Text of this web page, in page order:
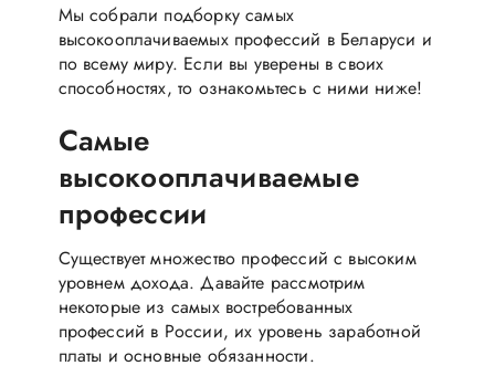
Мы собрали подборку самых
высокооплачиваемых профессий в Беларуси и
по всему миру. Если вы уверены в своих
способностях, то ознакомьтесь с ними ниже!
Самые
высокооплачиваемые
профессии
Cуществует множество профессий с высоким
уровнем дохода. Давайте рассмотрим
некоторые из самых востребованных
профессий в России, их уровень заработной
платы и основные обязанности.